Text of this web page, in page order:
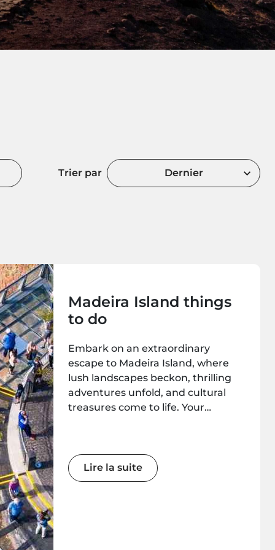
Trier par Dernier
Madeira Island things
to do
Embark on an extraordinary
escape to Madeira Island, where
lush landscapes beckon, thrilling
adventures unfold, and cultural
treasures come to life. Your
Lire la suite